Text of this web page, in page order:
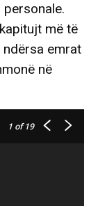
më të
emrat
në
1 of 19